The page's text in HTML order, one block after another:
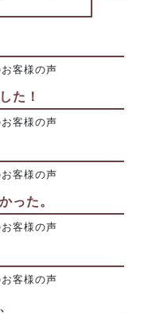
客様の声
た！
客様の声
客様の声
った。
客様の声
客様の声